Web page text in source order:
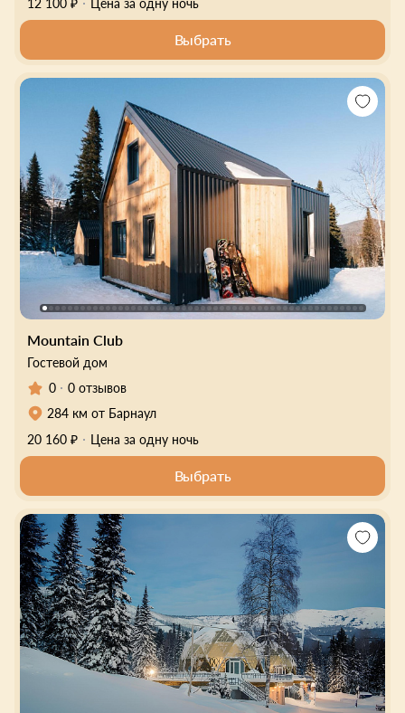
12 100 ₽
Цена за одну ночь
Выбрать
Mountain Club
Гостевой дом
0
0 отзывов
284 км от Барнаул
20 160 ₽
Цена за одну ночь
Выбрать